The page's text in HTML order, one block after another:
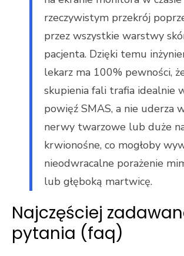
rzeczywistym przekrój
przez wszystkie warstwy
pacjenta. Dzięki temu
lekarz ma 100% pewności,
skupienia fali trafia idealnie
powięź SMAS, a nie uderza
nerwy twarzowe lub duże
krwionośne, co mogłoby
nieodwracalne porażenie
lub głęboką martwicę.
Najczęściej
pytania (faq)